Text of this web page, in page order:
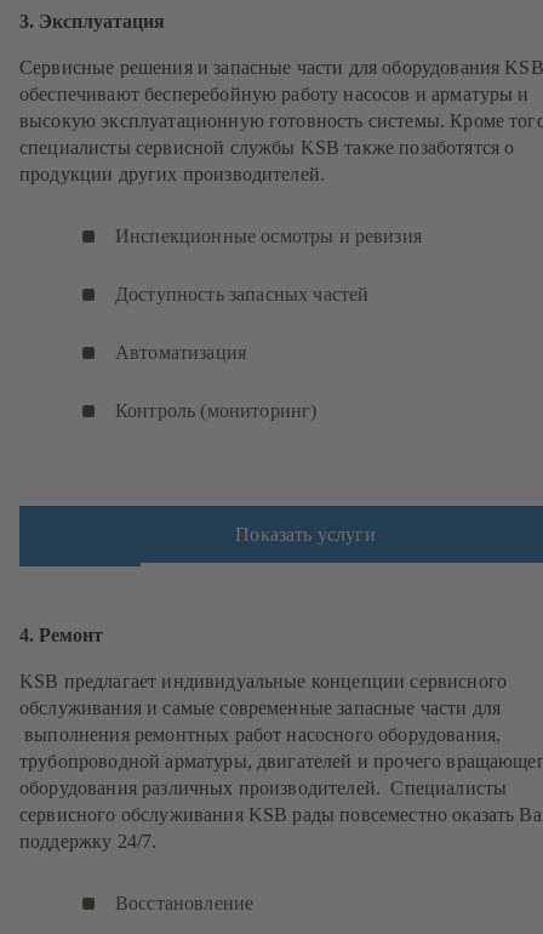
3. Эксплуатация
Сервисные решения и запасные части для оборудования KSB
обеспечивают бесперебойную работу насосов и арматуры и
высокую эксплуатационную готовность системы. Кроме
специалисты сервисной службы KSB также позаботятся о
продукции других производителей.
Инспекционные осмотры и ревизия
Доступность запасных частей
Автоматизация
Контроль (мониторинг)
Показать услуги
4. Ремонт
KSB предлагает индивидуальные концепции сервисного
обслуживания и самые современные запасные части для
выполнения ремонтных работ насосного оборудования,
трубопроводной арматуры, двигателей и прочего
оборудования различных производителей. Специалисты
сервисного обслуживания KSB рады повсеместно оказать
поддержку 24/7.
Восстановление